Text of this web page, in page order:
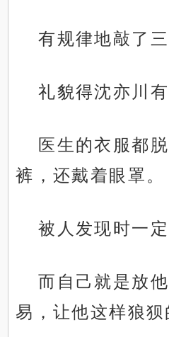
有规律地敲了三
礼貌得沈亦川有
医生的衣服都
裤，还戴着眼罩。
被人发现时一定
而自己就是放
易，让他这样狼狈